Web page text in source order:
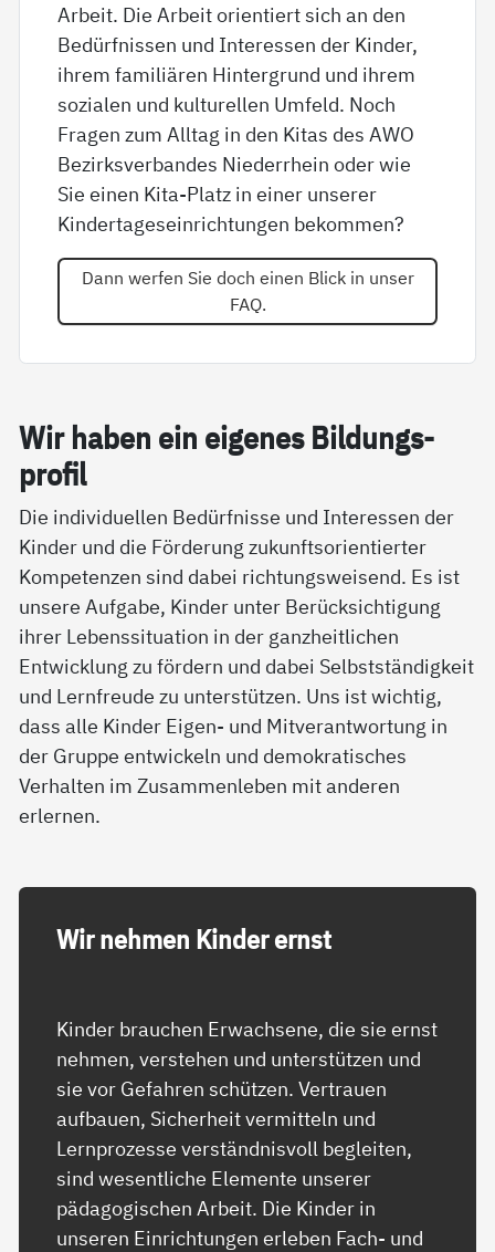
Arbeit. Die Arbeit orientiert sich an den
Bedürfnissen und Interessen der Kinder,
ihrem familiären Hintergrund und ihrem
sozialen und kulturellen Umfeld. Noch
Fragen zum Alltag in den Kitas des AWO
Bezirksverbandes Niederrhein oder wie
Sie einen Kita-Platz in einer unserer
Kindertageseinrichtungen bekommen?
Dann werfen Sie doch einen Blick in unser
FAQ.
Wir ha­ben ein ei­ge­nes Bil­dung­s­
pro­fil
Die individuellen Bedürfnisse und Interessen der
Kinder und die Förderung zukunftsorientierter
Kompetenzen sind dabei richtungsweisend. Es ist
unsere Aufgabe, Kinder unter Berücksichtigung
ihrer Lebenssituation in der ganzheitlichen
Entwicklung zu fördern und dabei Selbstständigkeit
und Lernfreude zu unterstützen. Uns ist wichtig,
dass alle Kinder Eigen- und Mitverantwortung in
der Gruppe entwickeln und demokratisches
Verhalten im Zusammenleben mit anderen
erlernen.
Wir neh­men Kin­der ernst
Kinder brauchen Erwachsene, die sie ernst
nehmen, verstehen und unterstützen und
sie vor Gefahren schützen. Vertrauen
aufbauen, Sicherheit vermitteln und
Lernprozesse verständnisvoll begleiten,
sind wesentliche Elemente unserer
pädagogischen Arbeit. Die Kinder in
unseren Einrichtungen erleben Fach- und